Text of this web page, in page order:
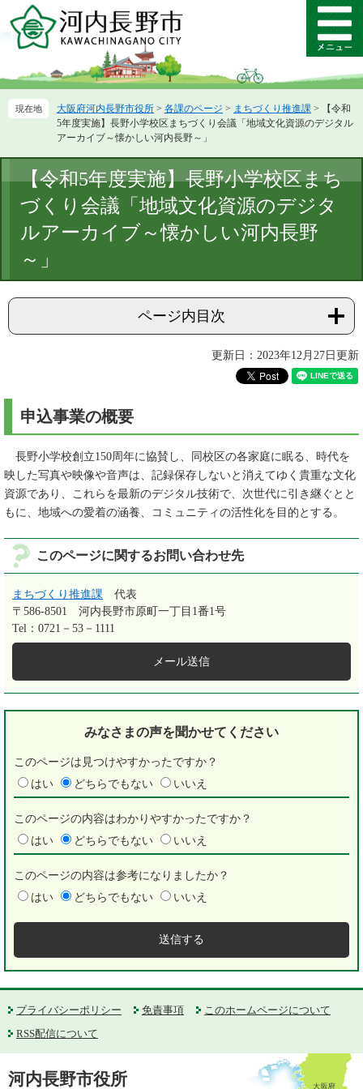
ー
先
ニ
を
本
文
メ
ニ
ー
大阪府河内長野市役所 > 各課のページ > まちづくり推進課 >
【令和
5年度実施】長野小学校区まちづくり会議「地域文化資源のデジタル
アーカイブ～懐かしい河内長野～」
文
【令和5年度実施】長野小学校区まち
づくり会議「地域文化資源のデジタ
ルアーカイブ～懐かしい河内長野
～」
ページ内目次
更新日：2023年12月27日更新
申込事業の概要
長野小学校創立150周年に協賛し、同校区の各家庭に眠る、時代を
映した写真や映像や音声は、記録保存しないと消えてゆく貴重な文化
資源であり、これらを最新のデジタル技術で、次世代に引き継ぐとと
もに、地域への愛着の涵養、コミュニティの活性化を目的とする。
このページに関するお問い合わせ先
まちづくり推進課
代表
〒586-8501
河内長野市原町一丁目1番1号
Tel：0721－53－1111
メール送信
みなさまの声を聞かせてください
このページは見つけやすかったですか？
はい
どちらでもない いいえ
このページの内容はわかりやすかったですか？
はい
どちらでもない いいえ
このページの内容は参考になりましたか？
はい
どちらでもない いいえ
プライバシーポリシー 免責事項
このホームページについて
RSS配信について
河内長野市役所